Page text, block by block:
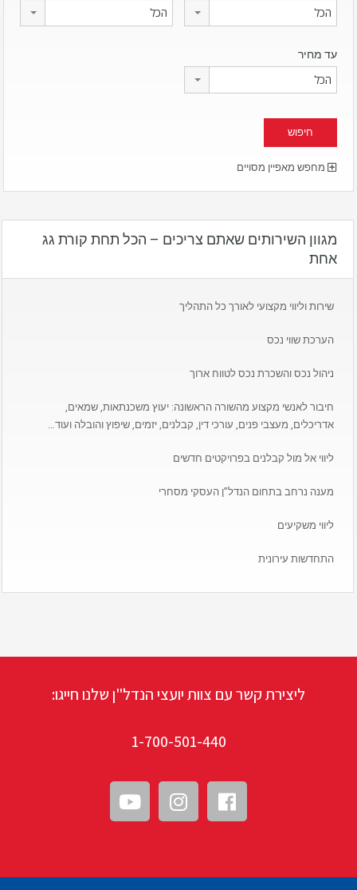
הכל הכל
עד מחיר
הכל
מחפש מאפיין מסויים
מגוון השירותים שאתם צריכים – הכל תחת קורת גג
אחת
שירות וליווי מקצועי לאורך כל התהליך
הערכת שווי נכס
ניהול נכס והשכרת נכס לטווח ארוך
חיבור לאנשי מקצוע מהשורה הראשונה: יעוץ משכנתאות, שמאים,
אדריכלים, מעצבי פנים, עורכי דין, קבלנים, יזמים, שיפוץ והובלה ועוד…
ליווי אל מול קבלנים בפרויקטים חדשים
מענה נרחב בתחום הנדל”ן העסקי מסחרי
ליווי משקיעים
התחדשות עירונית
ליצירת קשר עם צוות יועצי הנדל"ן שלנו חייגו:
1-700-501-440